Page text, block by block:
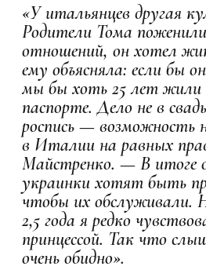
«У итальянцев другая
Родители Тома
отношений, он хотел
ему объясняла: если бы
мы бы хоть 25 лет
паспорте. Дело не в
роспись —
в Италии на равных
Майстренко. — В итоге
украинки хотят быть
чтобы их обслуживали.
2,5 года я редко
принцессой. Так что
очень обидно».